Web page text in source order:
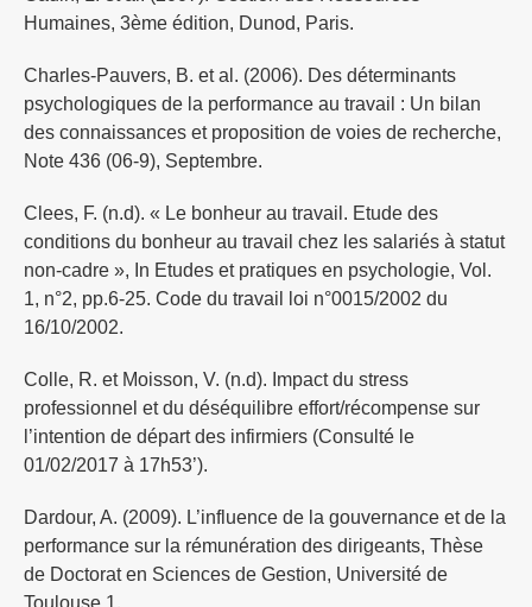
Humaines, 3ème édition, Dunod, Paris.
Charles-Pauvers, B. et al. (2006). Des déterminants
psychologiques de la performance au travail : Un bilan
des connaissances et proposition de voies de recherche,
Note 436 (06-9), Septembre.
Clees, F. (n.d). « Le bonheur au travail. Etude des
conditions du bonheur au travail chez les salariés à statut
non-cadre », In Etudes et pratiques en psychologie, Vol.
1, n°2, pp.6-25. Code du travail loi n°0015/2002 du
16/10/2002.
Colle, R. et Moisson, V. (n.d). Impact du stress
professionnel et du déséquilibre effort/récompense sur
l’intention de départ des infirmiers (Consulté le
01/02/2017 à 17h53’).
Dardour, A. (2009). L’influence de la gouvernance et de la
performance sur la rémunération des dirigeants, Thèse
de Doctorat en Sciences de Gestion, Université de